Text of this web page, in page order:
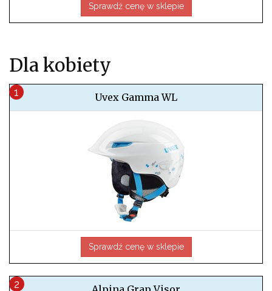
Sprawdź cenę w sklepie
Dla kobiety
Uvex Gamma WL
Sprawdź cenę w sklepie